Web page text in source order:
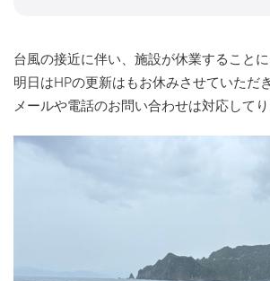
台風の接近に伴い、施設が休業することに
明日はHPの更新はもお休みさせていただき
メールや電話のお問い合わせは対応してり